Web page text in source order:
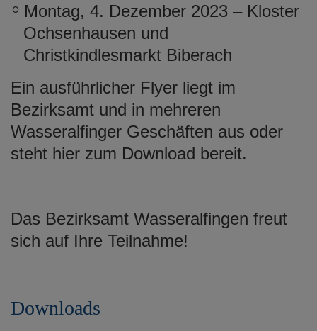
Montag, 4. Dezember 2023 – Kloster
Ochsenhausen und
Christkindlesmarkt Biberach
Ein ausführlicher Flyer liegt im
Bezirksamt und in mehreren
Wasseralfinger Geschäften aus oder
steht hier zum Download bereit.
Das Bezirksamt Wasseralfingen freut
sich auf Ihre Teilnahme!
Downloads